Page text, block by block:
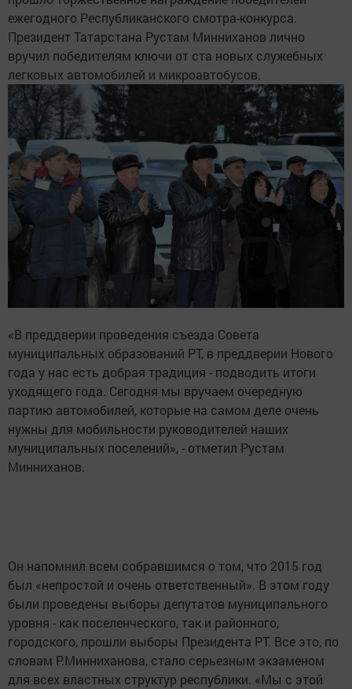
ежегодного Республиканского смотра-конкурса.
Президент Татарстана Рустам Минниханов лично
вручил победителям ключи от ста новых служебных
легковых автомобилей и микроавтобусов.
«В преддверии проведения съезда Совета
муниципальных образований РТ, в преддверии Нового
года у нас есть добрая традиция - подводить итоги
уходящего года. Сегодня мы вручаем очередную
партию автомобилей, которые на самом деле очень
нужны для мобильности руководителей наших
муниципальных поселений», - отметил Рустам
Минниханов.
Он напомнил всем собравшимся о том, что 2015 год
был «непростой и очень ответственный». В этом году
были проведены выборы депутатов муниципального
уровня - как поселенческого, так и районного,
городского, прошли выборы Президента РТ. Все это, по
словам Р.Минниханова, стало серьезным экзаменом
для всех властных структур республики. «Мы с этой